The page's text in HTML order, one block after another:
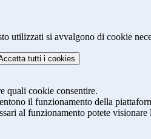
utilizzati si avvalgono di cookie
tutti i cookies
quali cookie consentire.
il funzionamento della
al funzionamento potete visionare